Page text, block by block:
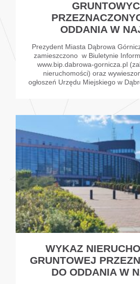
ODDANIA W
Prezydent Miasta Dąbrowa
zamieszczono w Biuletynie
www.bip.dabrowa-gornicza.pl
nieruchomości) oraz
ogłoszeń Urzędu Miejskiego w
WYKAZ
GRUNTOWEJ
DO ODDANIA W